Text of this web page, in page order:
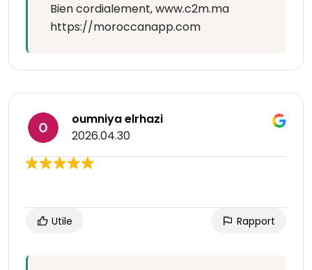
Bien cordialement, www.c2m.ma
https://moroccanapp.com
oumniya elrhazi
2026.04.30
Utile Rapport